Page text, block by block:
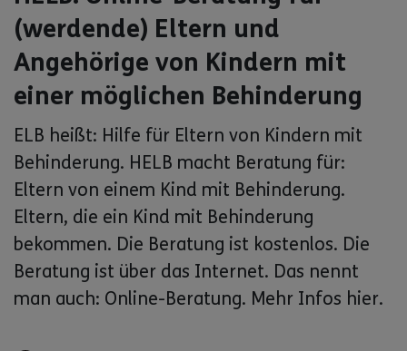
(werdende) Eltern und
Angehörige von Kindern mit
einer möglichen Behinderung
ELB heißt: Hilfe für Eltern von Kindern mit
Behinderung. HELB macht Beratung für:
Eltern von einem Kind mit Behinderung.
Eltern, die ein Kind mit Behinderung
bekommen. Die Beratung ist kostenlos. Die
Beratung ist über das Internet. Das nennt
man auch: Online-Beratung. Mehr Infos hier.